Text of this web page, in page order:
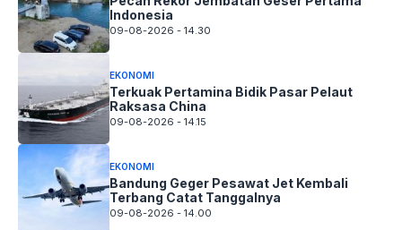
Indonesia
09-08-2026 - 14.30
EKONOMI
Terkuak Pertamina Bidik Pasar Pelaut
Raksasa China
09-08-2026 - 14.15
EKONOMI
Bandung Geger Pesawat Jet Kembali
Terbang Catat Tanggalnya
09-08-2026 - 14.00